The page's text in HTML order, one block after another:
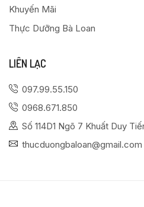
Khuyến Mãi
Thực Dưỡng Bà Loan
LIÊN LẠC
097.99.55.150
0968.671.850
Số 114D1 Ngõ 7 Khuất Duy
thucduongbaloan@gmail.com